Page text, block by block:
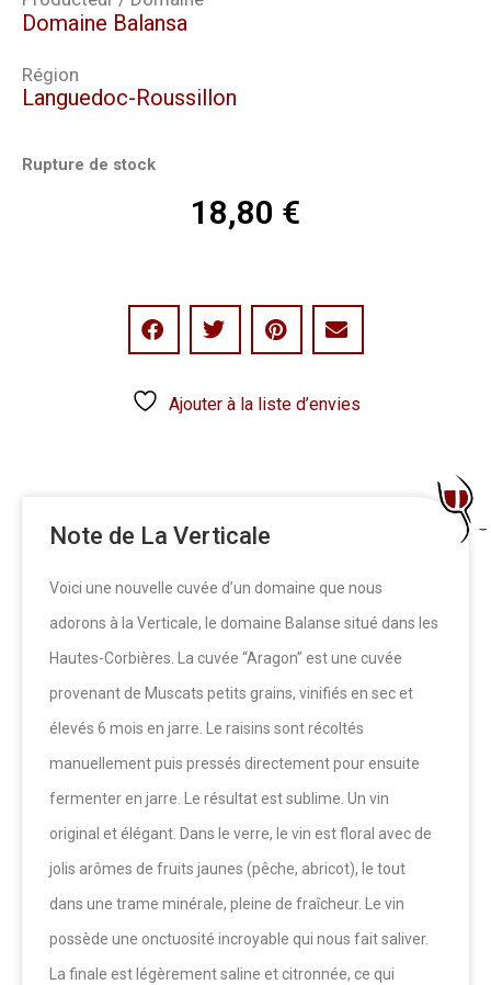
Domaine Balansa
Région
Languedoc-Roussillon
Rupture de stock
18,80 €
Ajouter à la liste d’envies
Note de La Verticale
Voici une nouvelle cuvée d’un domaine que nous
adorons à la Verticale, le domaine Balanse situé dans les
Hautes-Corbières. La cuvée “Aragon” est une cuvée
provenant de Muscats petits grains, vinifiés en sec et
élevés 6 mois en jarre. Le raisins sont récoltés
manuellement puis pressés directement pour ensuite
fermenter en jarre. Le résultat est sublime. Un vin
original et élégant. Dans le verre, le vin est floral avec de
jolis arômes de fruits jaunes (pêche, abricot), le tout
dans une trame minérale, pleine de fraîcheur. Le vin
possède une onctuosité incroyable qui nous fait saliver.
La finale est légèrement saline et citronnée, ce qui